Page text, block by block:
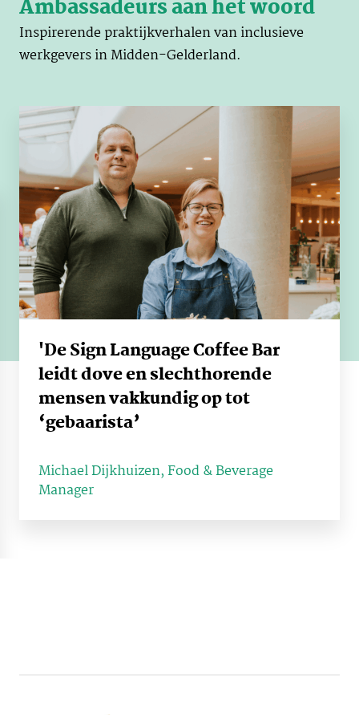
Ambassadeurs aan het woord
Inspirerende praktijkverhalen van inclusieve
werkgevers in Midden-Gelderland.
'De Sign Language Coffee Bar
leidt dove en slechthorende
mensen vakkundig op tot
‘gebaarista’
Michael Dijkhuizen, Food & Beverage
Manager